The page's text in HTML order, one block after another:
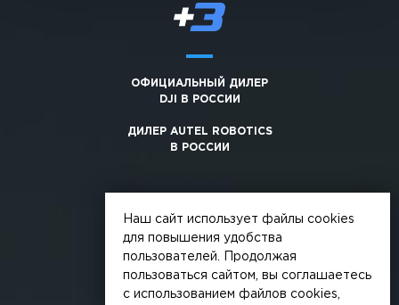
ОФИЦИАЛЬНЫЙ ДИЛЕР
DJI В РОССИИ
ДИЛЕР AUTEL ROBOTICS
В РОССИИ
© 2026, +3. Все права защищены
Обработка персональных данных
Наш сайт использует файлы cookies
для повышения удобства
пользователей. Продолжая
пользоваться сайтом, вы соглашаетесь
с использованием файлов cookies,